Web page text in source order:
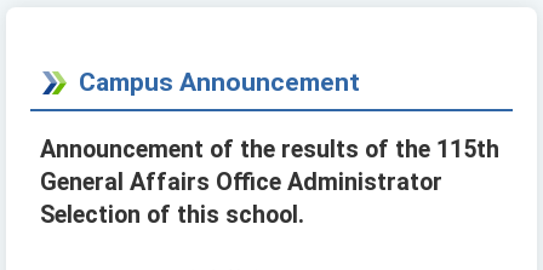
Campus Announcement
Announcement of the results of the 115th
General Affairs Office Administrator
Selection of this school.